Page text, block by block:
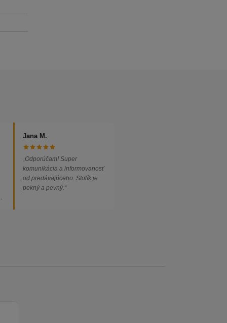
Jana M.
„Odporúčam! Super
komunikácia a informovanosť
od predávajúceho. Stolík je
pekný a pevný.“